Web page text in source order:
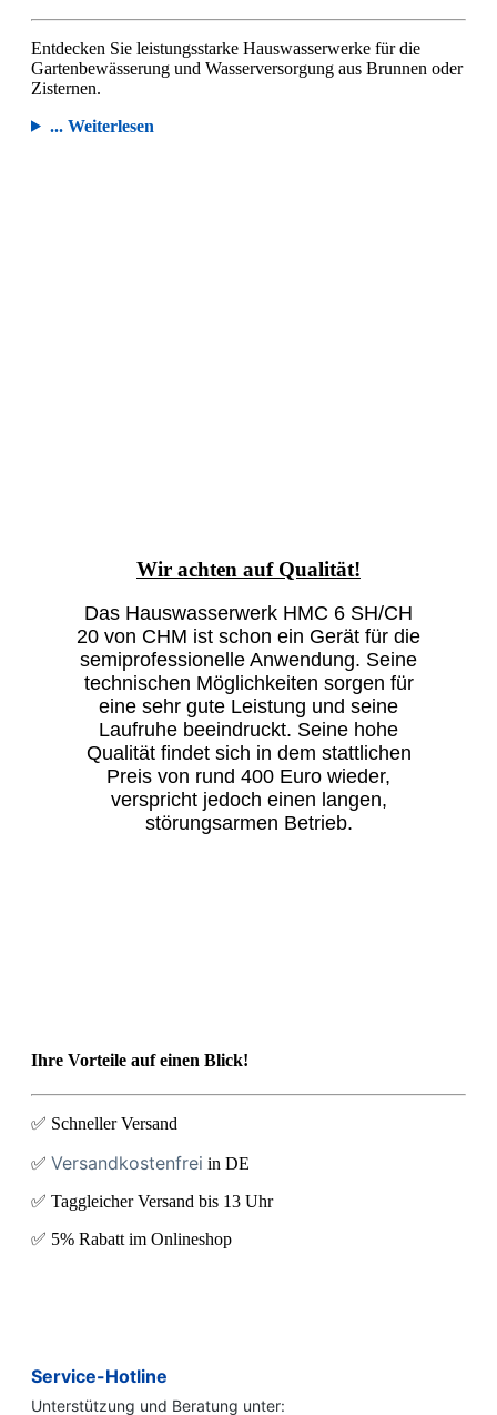
Entdecken Sie leistungsstarke Hauswasserwerke für die
Gartenbewässerung und Wasserversorgung aus Brunnen oder
Zisternen.
... Weiterlesen
Wir achten auf Qualität!
Das Hauswasserwerk HMC 6 SH/CH
20 von CHM ist schon ein Gerät für die
semiprofessionelle Anwendung. Seine
technischen Möglichkeiten sorgen für
eine sehr gute Leistung und seine
Laufruhe beeindruckt. Seine hohe
Qualität findet sich in dem stattlichen
Preis von rund 400 Euro wieder,
verspricht jedoch einen langen,
störungsarmen Betrieb.
Ihre Vorteile auf einen Blick!
✅ Schneller Versand
✅ Versandkostenfrei in DE
✅ Taggleicher Versand bis 13 Uhr
✅ 5% Rabatt im Onlineshop
Service-Hotline
Unterstützung und Beratung unter: